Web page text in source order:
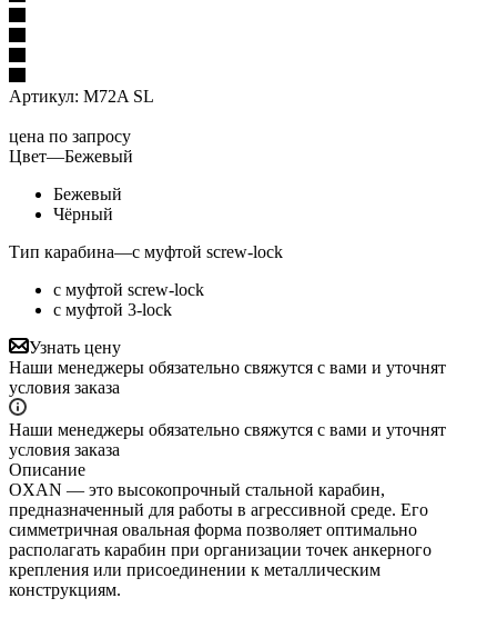
Артикул: M72A SL
цена по запросу
Цвет—Бежевый
Бежевый
Чёрный
Тип карабина—c муфтой screw-lock
c муфтой screw-lock
с муфтой 3-lock
Узнать цену
Наши менеджеры обязательно свяжутся с вами и уточнят
условия заказа
Наши менеджеры обязательно свяжутся с вами и уточнят
условия заказа
Описание
OXAN — это высокопрочный стальной карабин,
предназначенный для работы в агрессивной среде. Его
симметричная овальная форма позволяет оптимально
располагать карабин при организации точек анкерного
крепления или присоединении к металлическим
конструкциям.